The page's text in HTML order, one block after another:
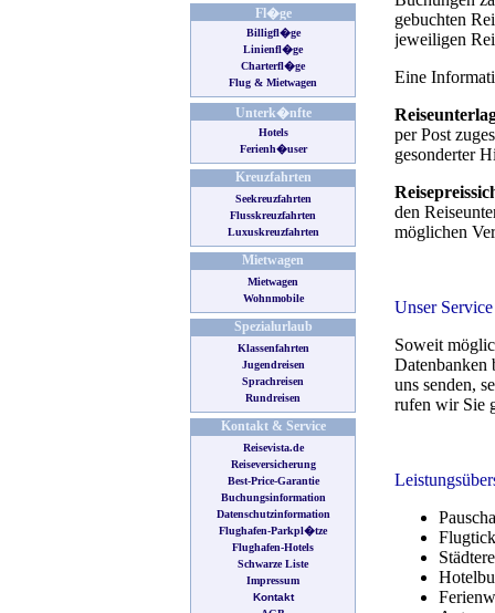
Fl�ge
Billigfl�ge
Linienfl�ge
Charterfl�ge
Flug & Mietwagen
Unterk�nfte
Hotels
Ferienh�user
Kreuzfahrten
Seekreuzfahrten
Flusskreuzfahrten
Luxuskreuzfahrten
Mietwagen
Mietwagen
Wohnmobile
Spezialurlaub
Klassenfahrten
Jugendreisen
Sprachreisen
Rundreisen
Kontakt & Service
Reisevista.de
Reiseversicherung
Best-Price-Garantie
Buchungsinformation
Datenschutzinformation
Flughafen-Parkpl�tze
Flughafen-Hotels
Schwarze Liste
Impressum
Kontakt